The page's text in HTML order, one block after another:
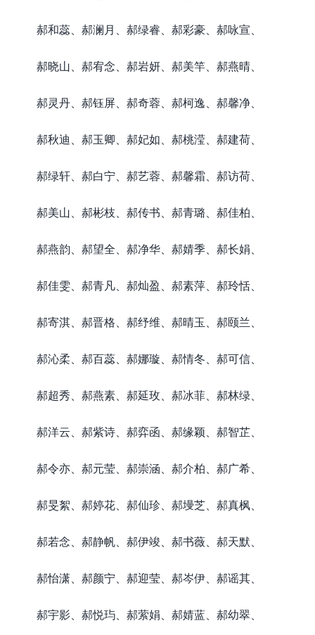
郝和蕊、郝澜月、郝绿睿、郝彩豪、郝咏宣、
郝晓山、郝宥念、郝岩妍、郝美竿、郝燕晴、
郝灵丹、郝钰屏、郝奇蓉、郝柯逸、郝馨净、
郝秋迪、郝玉卿、郝妃如、郝桃滢、郝建荷、
郝绿轩、郝白宁、郝艺蓉、郝馨霜、郝访荷、
郝美山、郝彬枝、郝传书、郝青璐、郝佳柏、
郝燕韵、郝望全、郝净华、郝婧季、郝长娟、
郝佳雯、郝青凡、郝灿盈、郝素萍、郝玲恬、
郝寄淇、郝晋格、郝纾维、郝晴玉、郝颐兰、
郝沁柔、郝百蕊、郝娜璇、郝情冬、郝可信、
郝超秀、郝燕素、郝延玫、郝冰菲、郝林绿、
郝洋云、郝紫诗、郝弈函、郝缘颖、郝智芷、
郝令亦、郝元莹、郝崇涵、郝介柏、郝广希、
郝旻絮、郝婷花、郝仙珍、郝墁芝、郝真枫、
郝若念、郝静帆、郝伊竣、郝书薇、郝天默、
郝怡潇、郝颜宁、郝迎莹、郝岑伊、郝谣其、
郝宇影、郝悦玙、郝萦娟、郝婧蓝、郝幼翠、